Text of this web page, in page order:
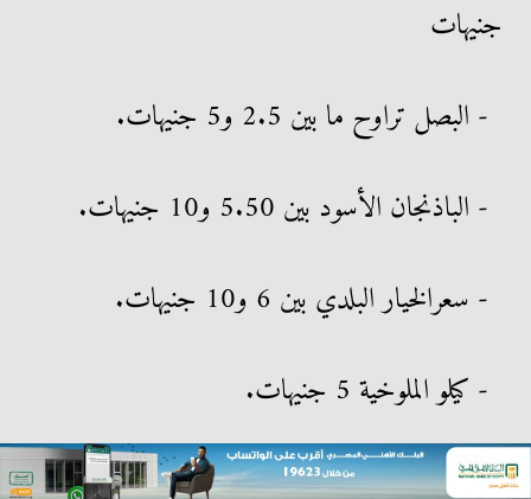
جنيهات
- البصل تراوح ما بين 2.5 و5 جنيهات.
- الباذنجان الأسود بين 5.50 و10 جنيهات.
- سعرالخيار البلدي بين 6 و10 جنيهات.
- كيلو الملوخية 5 جنيهات.